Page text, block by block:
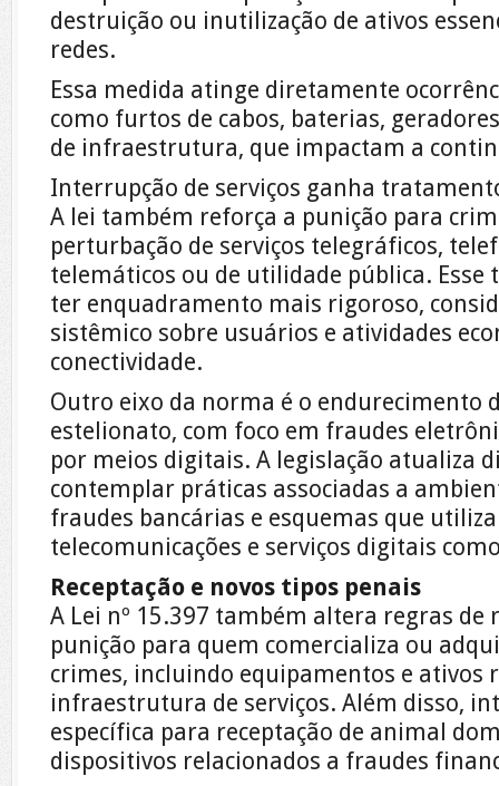
destruição ou inutilização de ativos
redes.
Essa medida atinge diretamente
como furtos de cabos, baterias,
de infraestrutura, que impactam a
Interrupção de serviços ganha
A lei também reforça a punição para
perturbação de serviços telegráficos,
telemáticos ou de utilidade pública. Esse
ter enquadramento mais rigoroso,
sistêmico sobre usuários e atividades
conectividade.
Outro eixo da norma é o endurecimento
estelionato, com foco em fraudes
por meios digitais. A legislação atualiza
contemplar práticas associadas a
fraudes bancárias e esquemas que
telecomunicações e serviços digitais
Receptação e novos tipos penais
A Lei nº 15.397 também altera regras de
punição para quem comercializa ou
crimes, incluindo equipamentos e ativos
infraestrutura de serviços. Além disso,
específica para receptação de animal
dispositivos relacionados a fraudes